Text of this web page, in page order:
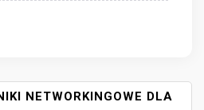
NETWORKINGOWE DLA